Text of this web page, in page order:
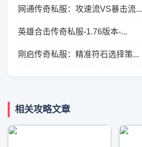
网通传奇私服：攻速流VS暴击流...
英雄合击传奇私服-1.76版本-...
刚启传奇私服：精准符石选择策...
相关攻略文章